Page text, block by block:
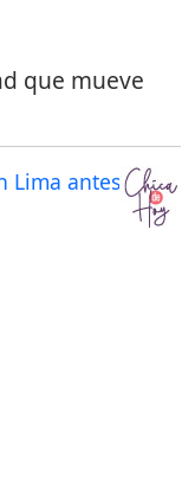
que mueve